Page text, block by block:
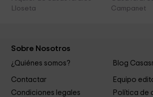
Lloseta
Campanet
Sobre Nosotros
¿Quiénes somos? Blog
Contactar
Equipo
Condiciones legales
Política de